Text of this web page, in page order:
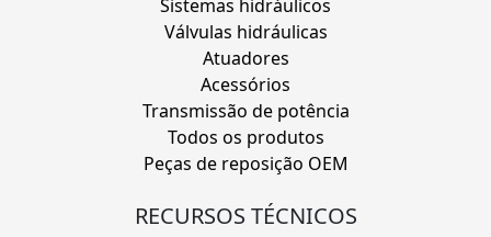
Sistemas hidráulicos
Válvulas hidráulicas
Atuadores
Acessórios
Transmissão de potência
Todos os produtos
Peças de reposição OEM
RECURSOS TÉCNICOS